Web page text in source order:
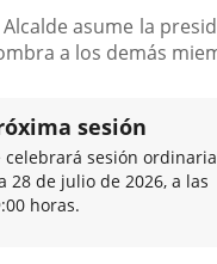
Alcalde asume la
a los demás
sesión
celebrará sesión
28 de julio de 2026, a las
horas.